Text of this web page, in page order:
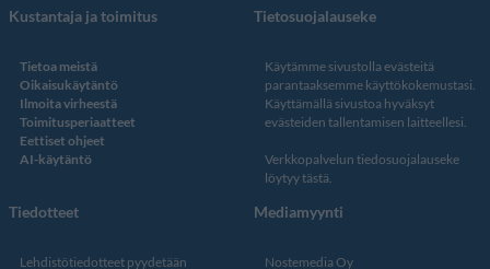
Kustantaja ja toimitus
Tietoa meistä
Oikaisukäytäntö
Ilmoita virheestä
Toimitusperiaatteet
Eettiset ohjeet
AI-käytäntö
Tietosuojalauseke
Käytämme sivustolla evästeitä
parantaaksemme käyttökokemustasi.
Käyttämällä sivustoa hyväksyt
evästeiden tallentamisen laitteellesi.
Verkkopalvelun tiedosuojalauseke
löytyy tästä
Tiedotteet
Lehdistötiedotteet pyydetään
Mediamyynti
Nostemedia Oy